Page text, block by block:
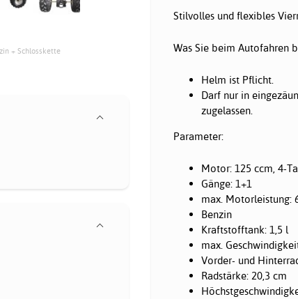
+ Schlosskette
Stilvolles und flexibles
Was Sie beim Autofahren
Helm ist Pflicht.
Darf nur in
zugelassen.
Parameter:
Motor: 125 ccm, 4-
Gänge: 1+1
max. Motorleistung:
Benzin
Kraftstofftank: 1,5 l
max.
Vorder- und
Radstärke: 20,3 cm